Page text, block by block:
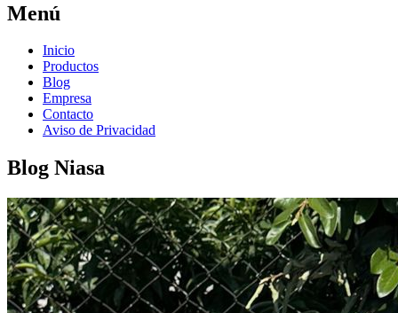
Menú
Inicio
Productos
Blog
Empresa
Contacto
Aviso de Privacidad
Blog Niasa